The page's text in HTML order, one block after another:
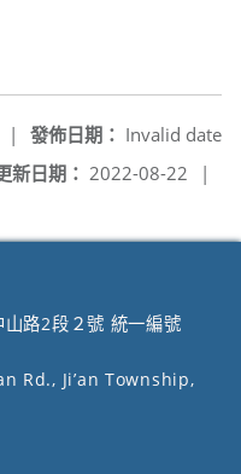
發佈日期： Invalid date
|
新日期： 2022-08-22 |
路2段２號 統一編號
Rd., Ji’an Township,